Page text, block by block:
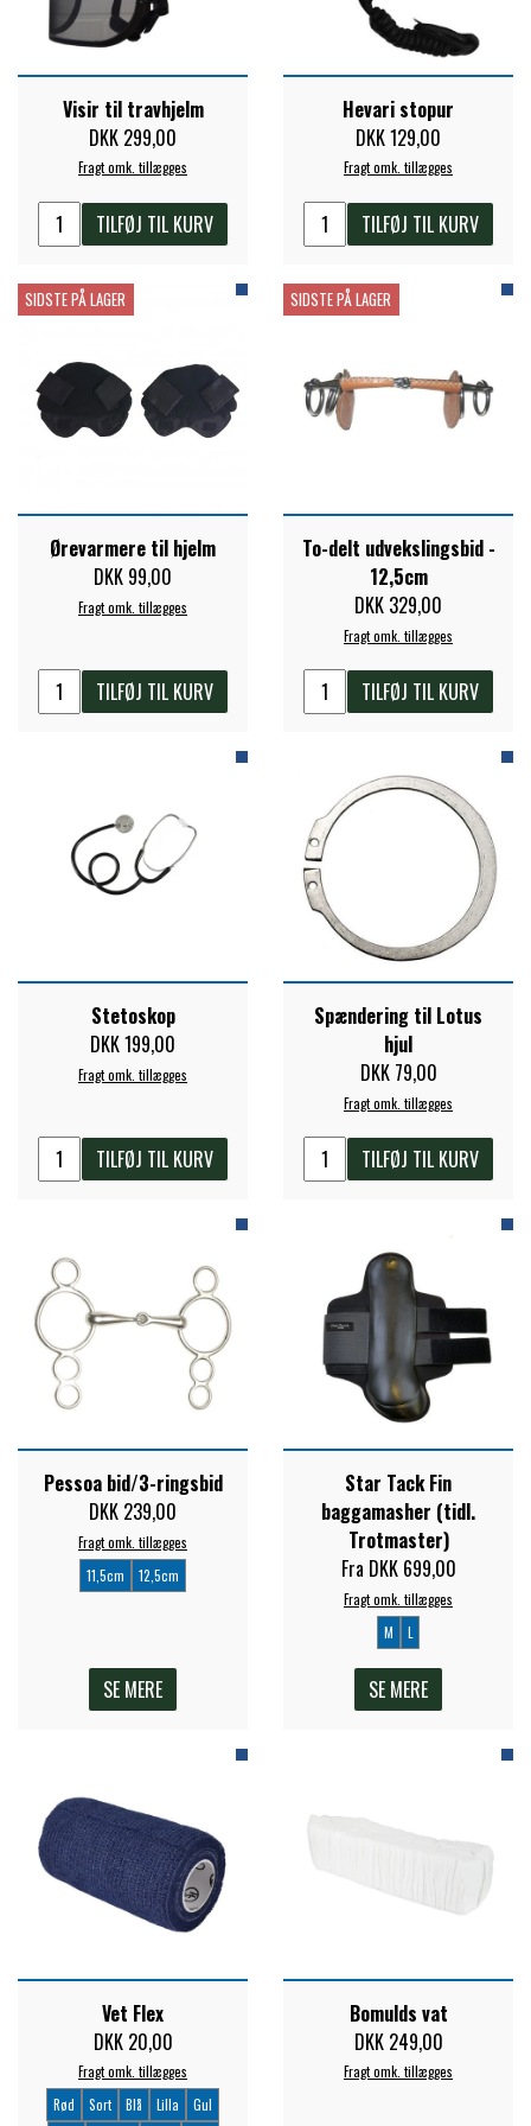
PREMIER EQUINE SADLER
PREMIER EQUINE SADEL TILBEHØR
PREMIER EQUINE SADELUNDERLAG
PREMIER EQUINE PADS
PREMIER EQUINE BENBESKYTTELSE
BESKYTTELSE
PREMIER EQUINE KØLETERAPI
PREMIER EQUINE GROOMING & STALD
PREMIER EQUINE RYTTER
HAPPY MOUTH
HEVARI
KÄLLQUIST EQUESTIAN
LEMIEUX
MUSTAD
NAF
PHARMACARE
PREMIER EQUINE
RACING TACK
STUD MUFFIN
WAHLSTEN
WALDHAUSEN
PREMIER EQUINE INSEKTBESKYTTELSE
Visir til travhjelm
DKK 299,00
Fragt omk. tillægges
TILFØJ TIL KURV
Hevari stopur
DKK 129,00
Fragt omk. tillægges
TILFØJ TIL KURV
SIDSTE PÅ LAGER
Ørevarmere til hjelm
DKK 99,00
Fragt omk. tillægges
TILFØJ TIL KURV
SIDSTE PÅ LAGER
To-delt udvekslingsbid -
12,5cm
DKK 329,00
Fragt omk. tillægges
TILFØJ TIL KURV
Stetoskop
DKK 199,00
Fragt omk. tillægges
TILFØJ TIL KURV
Spændering til Lotus
hjul
DKK 79,00
Fragt omk. tillægges
TILFØJ TIL KURV
Pessoa bid/3-ringsbid
DKK 239,00
Fragt omk. tillægges
11,5cm
12,5cm
SE MERE
Star Tack Fin
baggamasher (tidl.
Trotmaster)
Fra DKK 699,00
Fragt omk. tillægges
M
L
SE MERE
Vet Flex
DKK 20,00
Fragt omk. tillægges
Rød
Sort Blå Lilla Gul
Bomulds vat
DKK 249,00
Fragt omk. tillægges